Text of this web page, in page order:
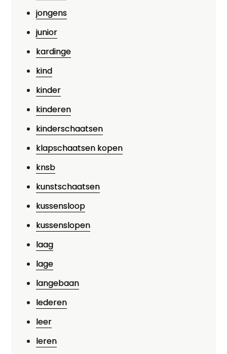
jongens
junior
kardinge
kind
kinder
kinderen
kinderschaatsen
klapschaatsen kopen
knsb
kunstschaatsen
kussensloop
kussenslopen
laag
lage
langebaan
lederen
leer
leren